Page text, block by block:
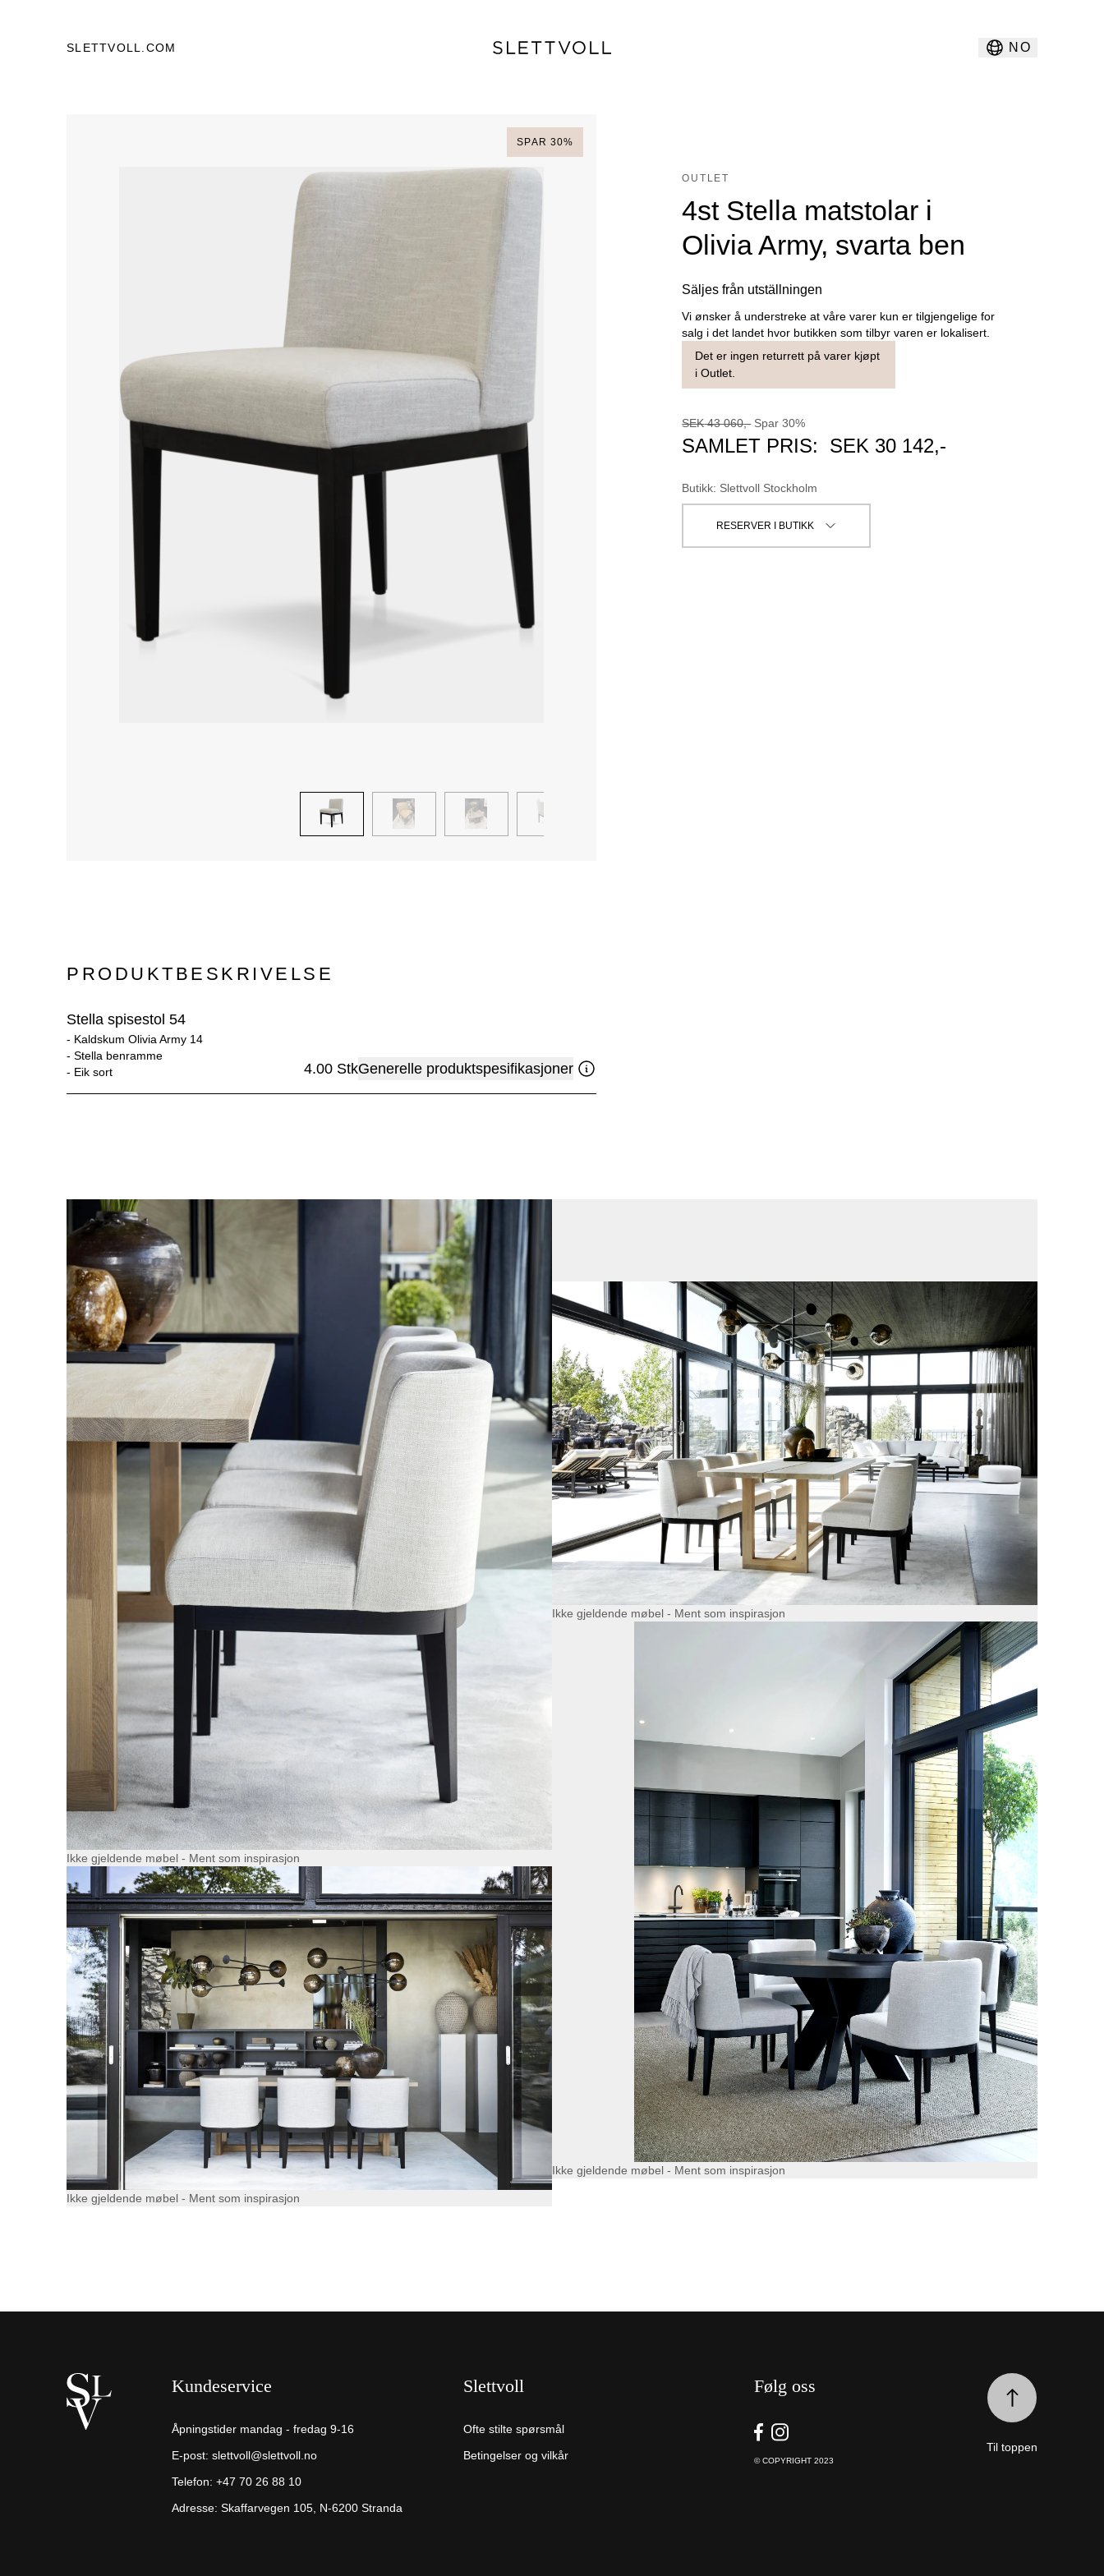
SLETTVOLL.COM NO
SPAR 30%
OUTLET
4st Stella matstolar i
Olivia Army, svarta ben
Säljes från utställningen
Vi ønsker å understreke at våre varer kun er tilgjengelige for
salg i det landet hvor butikken som tilbyr varen er lokalisert.
Det er ingen returrett på varer kjøpt
i Outlet.
SEK 43 060,- Spar 30%
SAMLET PRIS: SEK 30 142,-
Butikk: Slettvoll Stockholm
RESERVER I BUTIKK
PRODUKTBESKRIVELSE
Stella spisestol 54
- Kaldskum Olivia Army 14
- Stella benramme
- Eik sort 4.00 StkGenerelle produktspesifikasjoner
Ikke gjeldende møbel - Ment som inspirasjon
Ikke gjeldende møbel - Ment som inspirasjon
Ikke gjeldende møbel - Ment som inspirasjon
Ikke gjeldende møbel - Ment som inspirasjon
Kundeservice
Åpningstider mandag - fredag 9-16
E-post:slettvoll@slettvoll.no
Telefon:+47 70 26 88 10
Adresse: Skaffarvegen 105, N-6200 Stranda
Slettvoll
Ofte stilte spørsmål
Betingelser og vilkår
Følg oss
© COPYRIGHT 2023
Til toppen